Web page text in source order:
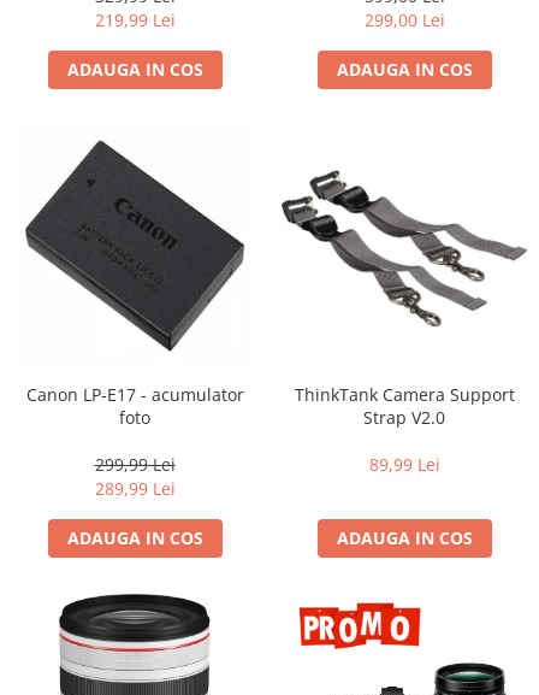
Carduri memorie, Cititoare
Carduri memorie
Cititoare carduri
Telecomenzi
LCD protectie
Recordere audio digitale
Acumulatori si baterii
Acumulatori Foto
incarcatoare
Huse protectie acumulatori foto
Tablete grafice
Alimentatoare 220V
Cabluri
219,99 Lei
ADAUGA IN COS
299,00 Lei
ADAUGA IN COS
Canon LP-E17 - acumulator
foto
299,99 Lei
289,99 Lei
ADAUGA IN COS
ThinkTank Camera Support
Strap V2.0
89,99 Lei
ADAUGA IN COS